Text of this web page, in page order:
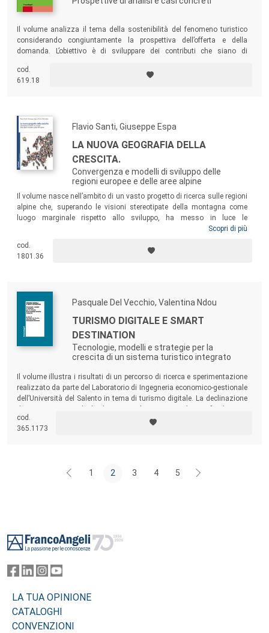
Il volume analizza il tema della sostenibilità del fenomeno turistico
considerando congiuntamente la prospettiva dell’offerta e della
domanda. L’obiettivo è di sviluppare dei contributi che siano di
esigenze di chi opera nel settore turistico e/o nel campo della
formazione.
cod.
619.18
Flavio Santi, Giuseppe Espa
LA NUOVA GEOGRAFIA DELLA
CRESCITA.
Convergenza e modelli di sviluppo delle
regioni europee e delle aree alpine
Il volume nasce nell’ambito di un vasto progetto di ricerca sulle regioni
alpine che, superando le visioni stereotipate della montagna come
luogo marginale rispetto allo sviluppo, ha messo in luce le
caratteristiche di territori che partecipano appieno della crescita del
del testo è di leggere lo sviluppo regionale nel decennio 2003-2012 alla
luce dei modelli di convergenza/divergenza dei livelli di benessere delle
Scopri di più
cod.
1801.36
Pasquale Del Vecchio, Valentina Ndou
TURISMO DIGITALE E SMART
DESTINATION
Tecnologie, modelli e strategie per la
crescita di un sistema turistico integrato
Il volume illustra i risultati di un percorso di ricerca e sperimentazione
realizzato da parte del Laboratorio di Ingegneria economico-gestionale
dell’Università del Salento in tema di turismo digitale. La declinazione
per lo studio e la pratica dell’innovazione nel turismo.
cod.
365.1173
1 2 3 4 5
LA TUA OPINIONE
CATALOGHI
CONVENZIONI